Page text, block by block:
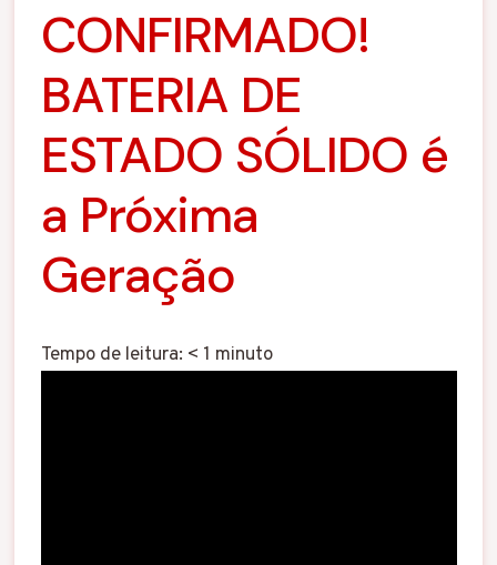
CONFIRMADO!
BATERIA DE
ESTADO SÓLIDO é
a Próxima
Geração
Tempo de leitura: < 1 minuto